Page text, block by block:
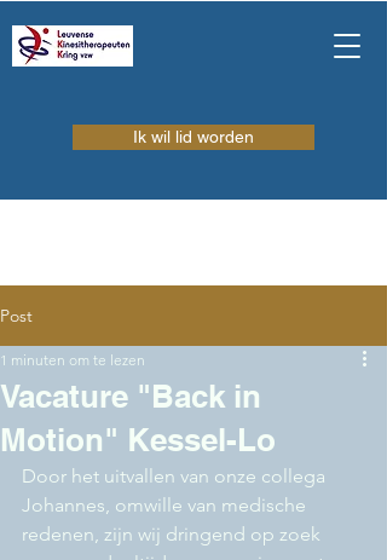
Ik wil lid worden
Post
Vacature "Back in
Motion" Kessel-Lo
1 minuten om te lezen
Door het uitvallen van onze collega
Johannes, omwille van medische
redenen, zijn wij dringend op zoek